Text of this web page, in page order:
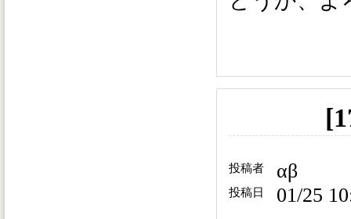
投稿者 αβ
投稿日 01/25